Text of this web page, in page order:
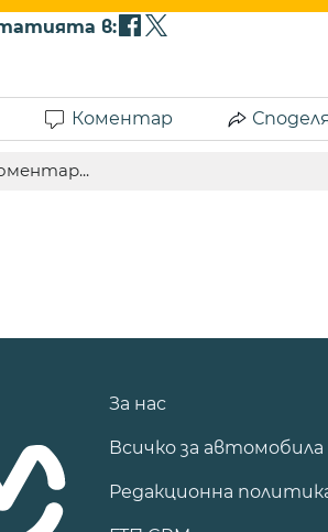
в:
Коментар
За нас
Всичко за автомобила
Редакционна